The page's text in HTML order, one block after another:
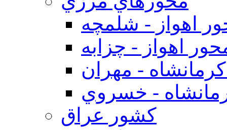
اهواز - شلمچه
اهواز - چزابه
- مهران
- خسروي
كشور عراق